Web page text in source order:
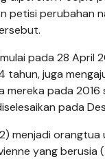
petisi perubahan
pada 28
tahun, juga
pada
pada
menjadi orangtua
yang berusia